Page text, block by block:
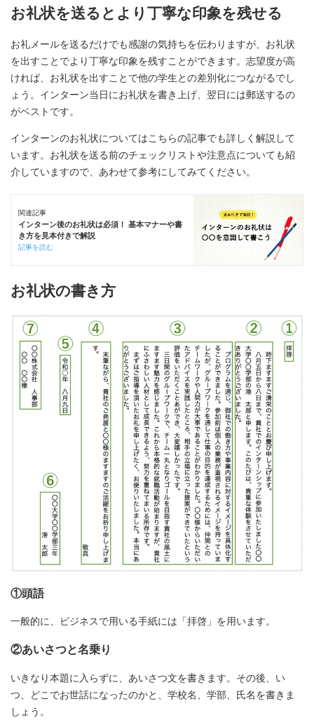
お礼状を送るとより丁寧な印象を残せる
お礼メールを送るだけでも感謝の気持ちを伝わりますが、お礼状
を出すことでより丁寧な印象を残すことができます。志望度が高
ければ、お礼状を出すことで他の学生との差別化につながるでし
ょう。インターン当日にお礼状を書き上げ、翌日には郵送するの
がベストです。
インターンのお礼状についてはこちらの記事でも詳しく解説して
います。お礼状を送る前のチェックリストや注意点についても紹
介していますので、あわせて参考にしてみてください。
関連記事
インターン後のお礼状は必須！ 基本マナーや書
き方を見本付きで解説
記事を読む
お礼状の書き方
①頭語
一般的に、ビジネスで用いる手紙には「拝啓」を用います。
②あいさつと名乗り
いきなり本題に入らずに、あいさつ文を書きます。その後、い
つ、どこでお世話になったのかと、学校名、学部、氏名を書きま
しょう。